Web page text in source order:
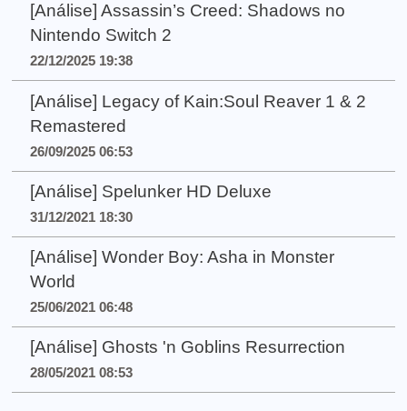
[Análise] Assassin’s Creed: Shadows no
Nintendo Switch 2
22/12/2025 19:38
[Análise] Legacy of Kain:Soul Reaver 1 & 2
Remastered
26/09/2025 06:53
[Análise] Spelunker HD Deluxe
31/12/2021 18:30
[Análise] Wonder Boy: Asha in Monster
World
25/06/2021 06:48
[Análise] Ghosts 'n Goblins Resurrection
28/05/2021 08:53